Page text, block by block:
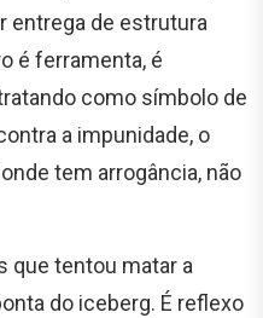
entrega de estrutura
é ferramenta, é
como símbolo de
a impunidade, o
tem arrogância, não
que tentou matar a
do iceberg. É reflexo